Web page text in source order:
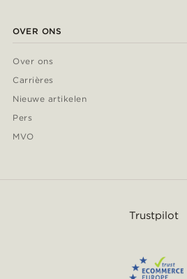
OVER ONS
Over ons
Carrières
Nieuwe artikelen
Pers
MVO
Trustpilot